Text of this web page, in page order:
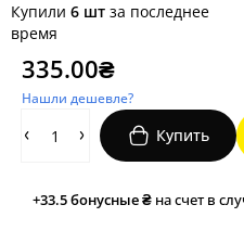
Купили 6 шт за последнее
время
335.00₴
Нашли дешевле?
Купить
+33.5бонусные ₴ на счет в